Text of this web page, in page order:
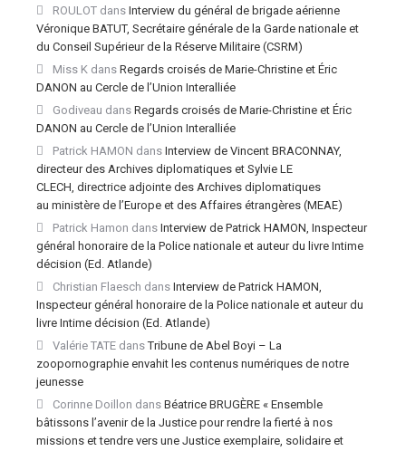
ROULOT dans Interview du général de brigade aérienne
Véronique BATUT, Secrétaire générale de la Garde nationale et
du Conseil Supérieur de la Réserve Militaire (CSRM)
Miss K dans Regards croisés de Marie-Christine et Éric
DANON au Cercle de l’Union Interalliée
Godiveau dans Regards croisés de Marie-Christine et Éric
DANON au Cercle de l’Union Interalliée
Patrick HAMON dans Interview de Vincent BRACONNAY,
directeur des Archives diplomatiques et Sylvie LE
CLECH, directrice adjointe des Archives diplomatiques
au ministère de l’Europe et des Affaires étrangères (MEAE)
Patrick Hamon dans Interview de Patrick HAMON, Inspecteur
général honoraire de la Police nationale et auteur du livre Intime
décision (Ed. Atlande)
Christian Flaesch dans Interview de Patrick HAMON,
Inspecteur général honoraire de la Police nationale et auteur du
livre Intime décision (Ed. Atlande)
Valérie TATE dansTribune de Abel Boyi – La
zoopornographie envahit les contenus numériques de notre
jeunesse
Corinne Doillon dans Béatrice BRUGÈRE « Ensemble
bâtissons l’avenir de la Justice pour rendre la fierté à nos
missions et tendre vers une Justice exemplaire, solidaire et